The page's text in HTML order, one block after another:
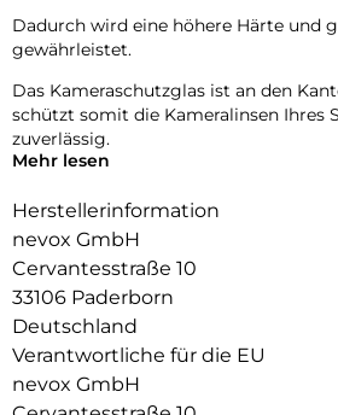
Dadurch wird eine höhere Härte und
gewährleistet.
Das Kameraschutzglas ist an den
schützt somit die Kameralinsen Ihres
zuverlässig.
schützen Sie die Linsen vor
Zwischenräumen.
Mehr lesen
Herstellerinformation
nevox GmbH
Cervantesstraße 10
33106 Paderborn
Deutschland
Verantwortliche für die EU
nevox GmbH